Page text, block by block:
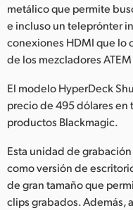
Mexico
Malaysia
New Zealand
Poland
metálico que permite
e incluso un teleprónter
conexiones HDMI que lo
de los mezcladores
El modelo HyperDeck
precio de 495 dólares
productos Blackmagic.
Esta unidad de
como versión de
de gran tamaño que
clips grabados. Además,